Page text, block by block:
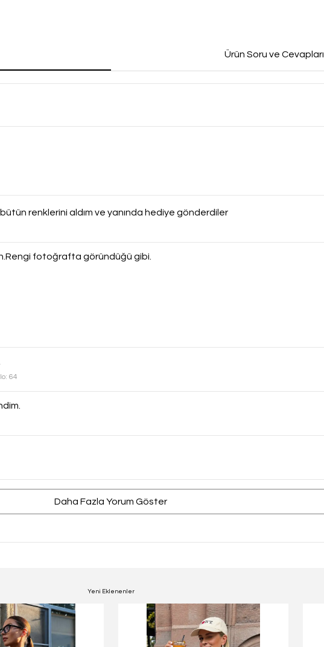
Ürün Soru ve Cevapları
renklerini aldım ve yanında hediye gönderdiler
fotoğrafta göründüğü gibi.
64
Daha Fazla Yorum Göster
Yeni Eklenenler